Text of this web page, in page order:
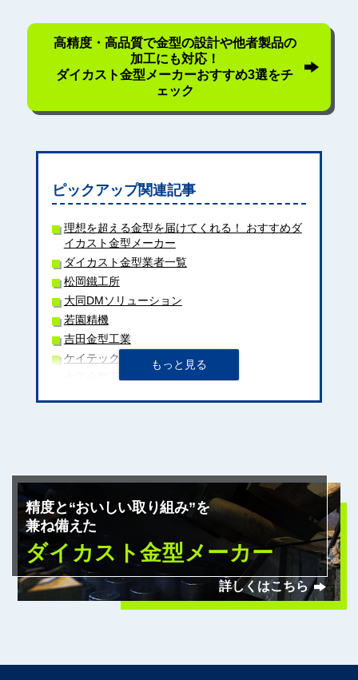
高精度・高品質で金型の設計や他者製品の
加工にも対応！
ダイカスト金型メーカーおすすめ3選をチ
ェック
ピックアップ関連記事
理想を超える金型を届けてくれる！ おすすめダ
イカスト金型メーカー
ダイカスト金型業者一覧
松岡鐵工所
大同DMソリューション
若園精機
吉田金型工業
ケイテック
七宝金型工業
友鉄工業
嶋本ダイカスト株式会社
ビヨンズ
三條機械製作所
作石製作所
福光工業
ベントム工業
寿原テクノス
精度と“おいしい取り組み”を
兼ね備えた
ダイカスト金型メーカー
詳しくはこちら